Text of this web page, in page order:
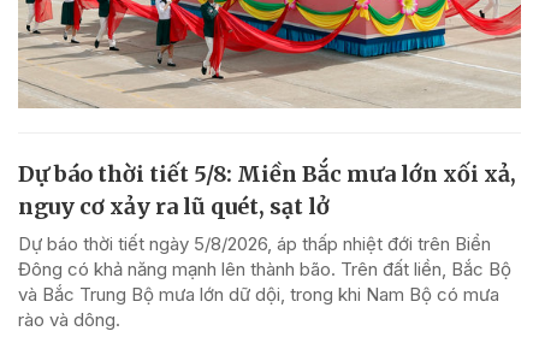
Dự báo thời tiết 5/8: Miền Bắc mưa lớn xối xả,
nguy cơ xảy ra lũ quét, sạt lở
Dự báo thời tiết ngày 5/8/2026, áp thấp nhiệt đới trên Biển
Đông có khả năng mạnh lên thành bão. Trên đất liền, Bắc Bộ
và Bắc Trung Bộ mưa lớn dữ dội, trong khi Nam Bộ có mưa
rào và dông.